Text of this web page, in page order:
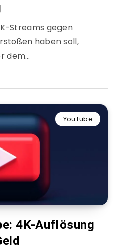
Streams gegen
haben soll,
dem…
YouTube
4K-Auflösung